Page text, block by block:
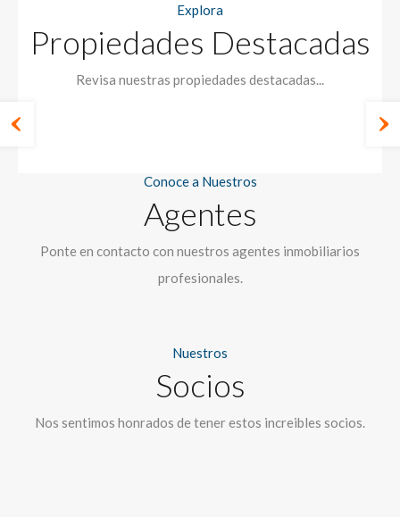
Explora
Propiedades Destacadas
Revisa nuestras propiedades destacadas...
Conoce a Nuestros
Agentes
Ponte en contacto con nuestros agentes inmobiliarios
profesionales.
Nuestros
Socios
Nos sentimos honrados de tener estos increibles socios.